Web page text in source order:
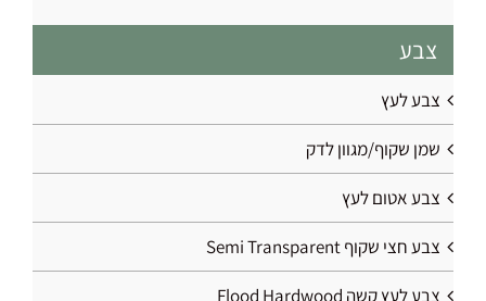
צבע
צבע לעץ
שמן שקוף/מגוון לדק
צבע אטום לעץ
צבע חצי שקוף Semi Transparent
צבע לעץ קשה Flood Hardwood